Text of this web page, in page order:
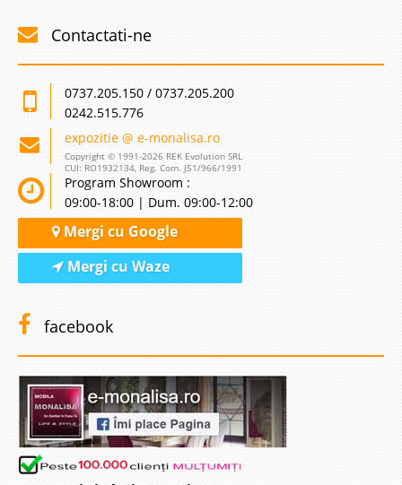
Contactati-ne
0737.205.150 / 0737.205.200
0242.515.776
expozitie @ e-monalisa.ro
Copyright © 1991-2026 REK Evolution SRL
CUI: RO1932134, Reg. Com. J51/966/1991
Program Showroom :
09:00-18:00 | Dum. 09:00-12:00
Mergi cu Google
Mergi cu Waze
facebook